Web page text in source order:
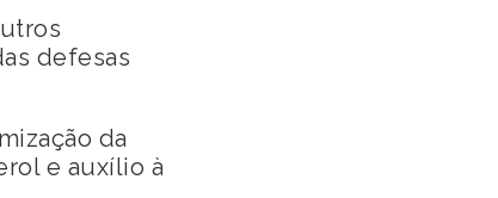
defesas
da
e auxílio à